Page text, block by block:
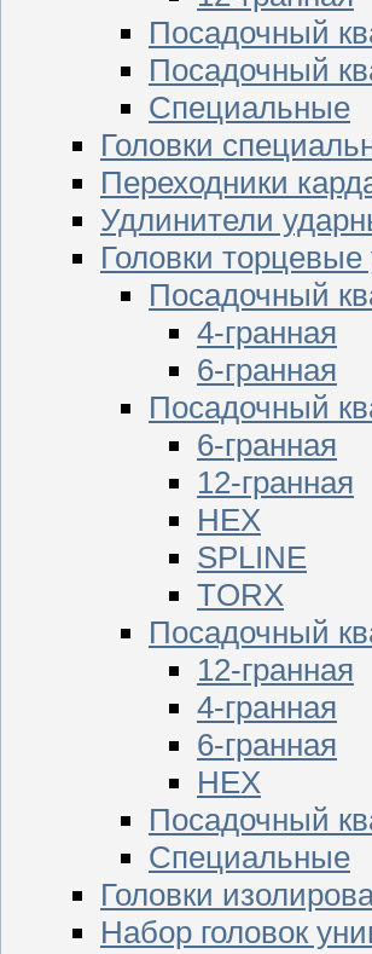
Посадочный
Посадочный
Специальные
Головки
Переходники
Удлинители
Головки
Посадочный
4-гранная
6-гранная
Посадочный
6-гранная
12-гранная
HEX
SPLINE
TORX
Посадочный
12-гранная
4-гранная
6-гранная
HEX
Посадочный
Специальные
Головки
Набор головок